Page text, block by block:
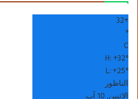
+
32
°
C
H:+32°
L:+25°
الناظور
الاثنين, 10 آب